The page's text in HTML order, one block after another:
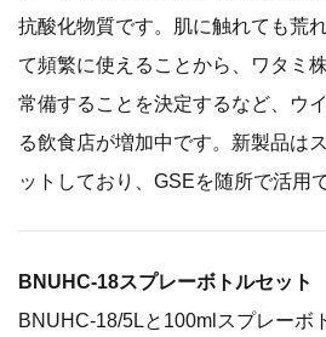
抗酸化物質です。肌に触れても荒
て頻繁に使えることから、ワタミ
常備することを決定するなど、ウ
る飲食店が増加中です。新製品は
ットしており、GSEを随所で活用
BNUHC-18スプレーボトルセット
BNUHC-18/5Lと100mlスプレーボ